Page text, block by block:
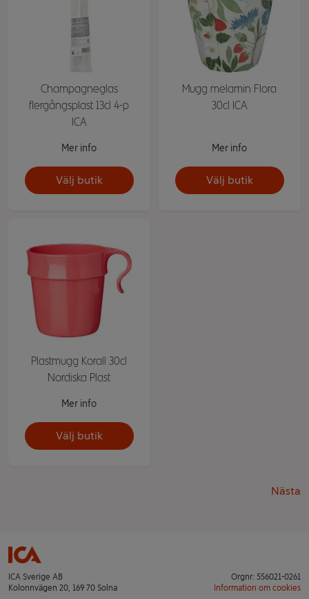
Champagneglas
flergångsplast 13cl 4-p
ICA
Mer info
Välj butik
Mugg melamin Flora
30cl ICA
Mer info
Välj butik
Plastmugg Korall 30cl
Nordiska Plast
Mer info
Välj butik
Nästa
ICA Sverige AB
Kolonnvägen 20, 169 70 Solna
Orgnr: 556021-0261
Information om cookies